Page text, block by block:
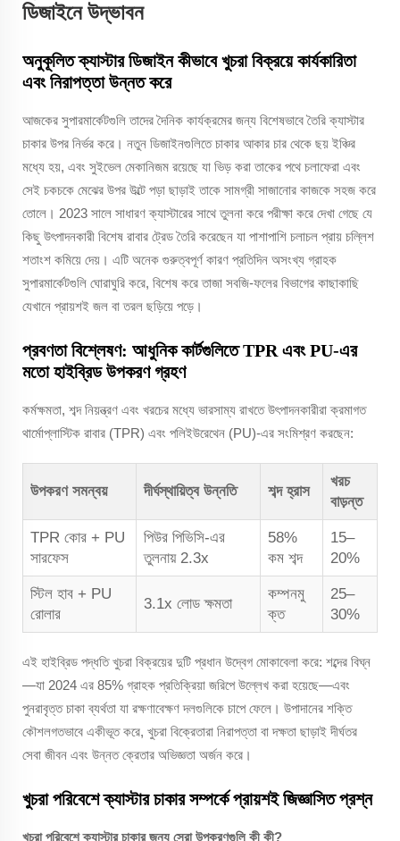
ডিজাইনে উদ্ভাবন
অনুকূলিত ক্যাস্টার ডিজাইন কীভাবে খুচরা বিক্রয়ে কার্যকারিতা
এবং নিরাপত্তা উন্নত করে
আজকের সুপারমার্কেটগুলি তাদের দৈনিক কার্যক্রমের জন্য বিশেষভাবে তৈরি ক্যাস্টার
চাকার উপর নির্ভর করে। নতুন ডিজাইনগুলিতে চাকার আকার চার থেকে ছয় ইঞ্চির
মধ্যে হয়, এবং সুইভেল মেকানিজম রয়েছে যা ভিড় করা তাকের পথে চলাফেরা এবং
সেই চকচকে মেঝের উপর উল্টে পড়া ছাড়াই তাকে সামগ্রী সাজানোর কাজকে সহজ করে
তোলে। 2023 সালে সাধারণ ক্যাস্টারের সাথে তুলনা করে পরীক্ষা করে দেখা গেছে যে
কিছু উৎপাদনকারী বিশেষ রাবার ট্রেড তৈরি করেছেন যা পাশাপাশি চলাচল প্রায় চল্লিশ
শতাংশ কমিয়ে দেয়। এটি অনেক গুরুত্বপূর্ণ কারণ প্রতিদিন অসংখ্য গ্রাহক
সুপারমার্কেটগুলি ঘোরাঘুরি করে, বিশেষ করে তাজা সবজি-ফলের বিভাগের কাছাকাছি
যেখানে প্রায়শই জল বা তরল ছড়িয়ে পড়ে।
প্রবণতা বিশ্লেষণ: আধুনিক কার্টগুলিতে TPR এবং PU-এর
মতো হাইব্রিড উপকরণ গ্রহণ
কর্মক্ষমতা, শব্দ নিয়ন্ত্রণ এবং খরচের মধ্যে ভারসাম্য রাখতে উৎপাদনকারীরা ক্রমাগত
থার্মোপ্লাস্টিক রাবার (TPR) এবং পলিইউরেথেন (PU)-এর সংমিশ্রণ করছেন:
উপকরণ সমন্বয় দীর্ঘস্থায়িত্ব উন্নতি শব্দ হ্রাস
খরচ
বাড়ন্ত
TPR কোর + PU
সারফেস
পিউর পিভিসি-এর
তুলনায় 2.3x
58%
কম শব্দ
15–
20%
স্টিল হাব + PU
রোলার
3.1x লোড ক্ষমতা
কম্পনমু
ক্ত
25–
30%
এই হাইব্রিড পদ্ধতি খুচরা বিক্রয়ের দুটি প্রধান উদ্বেগ মোকাবেলা করে: শব্দের বিঘ্ন
—যা 2024 এর 85% গ্রাহক প্রতিক্রিয়া জরিপে উল্লেখ করা হয়েছে—এবং
পুনরাবৃত্ত চাকা ব্যর্থতা যা রক্ষণাবেক্ষণ দলগুলিকে চাপে ফেলে। উপাদানের শক্তি
কৌশলগতভাবে একীভূত করে, খুচরা বিক্রেতারা নিরাপত্তা বা দক্ষতা ছাড়াই দীর্ঘতর
সেবা জীবন এবং উন্নত ক্রেতার অভিজ্ঞতা অর্জন করে।
খুচরা পরিবেশে ক্যাস্টার চাকার সম্পর্কে প্রায়শই জিজ্ঞাসিত প্রশ্ন
খুচরা পরিবেশে ক্যাস্টার চাকার জন্য সেরা উপকরণগুলি কী কী?